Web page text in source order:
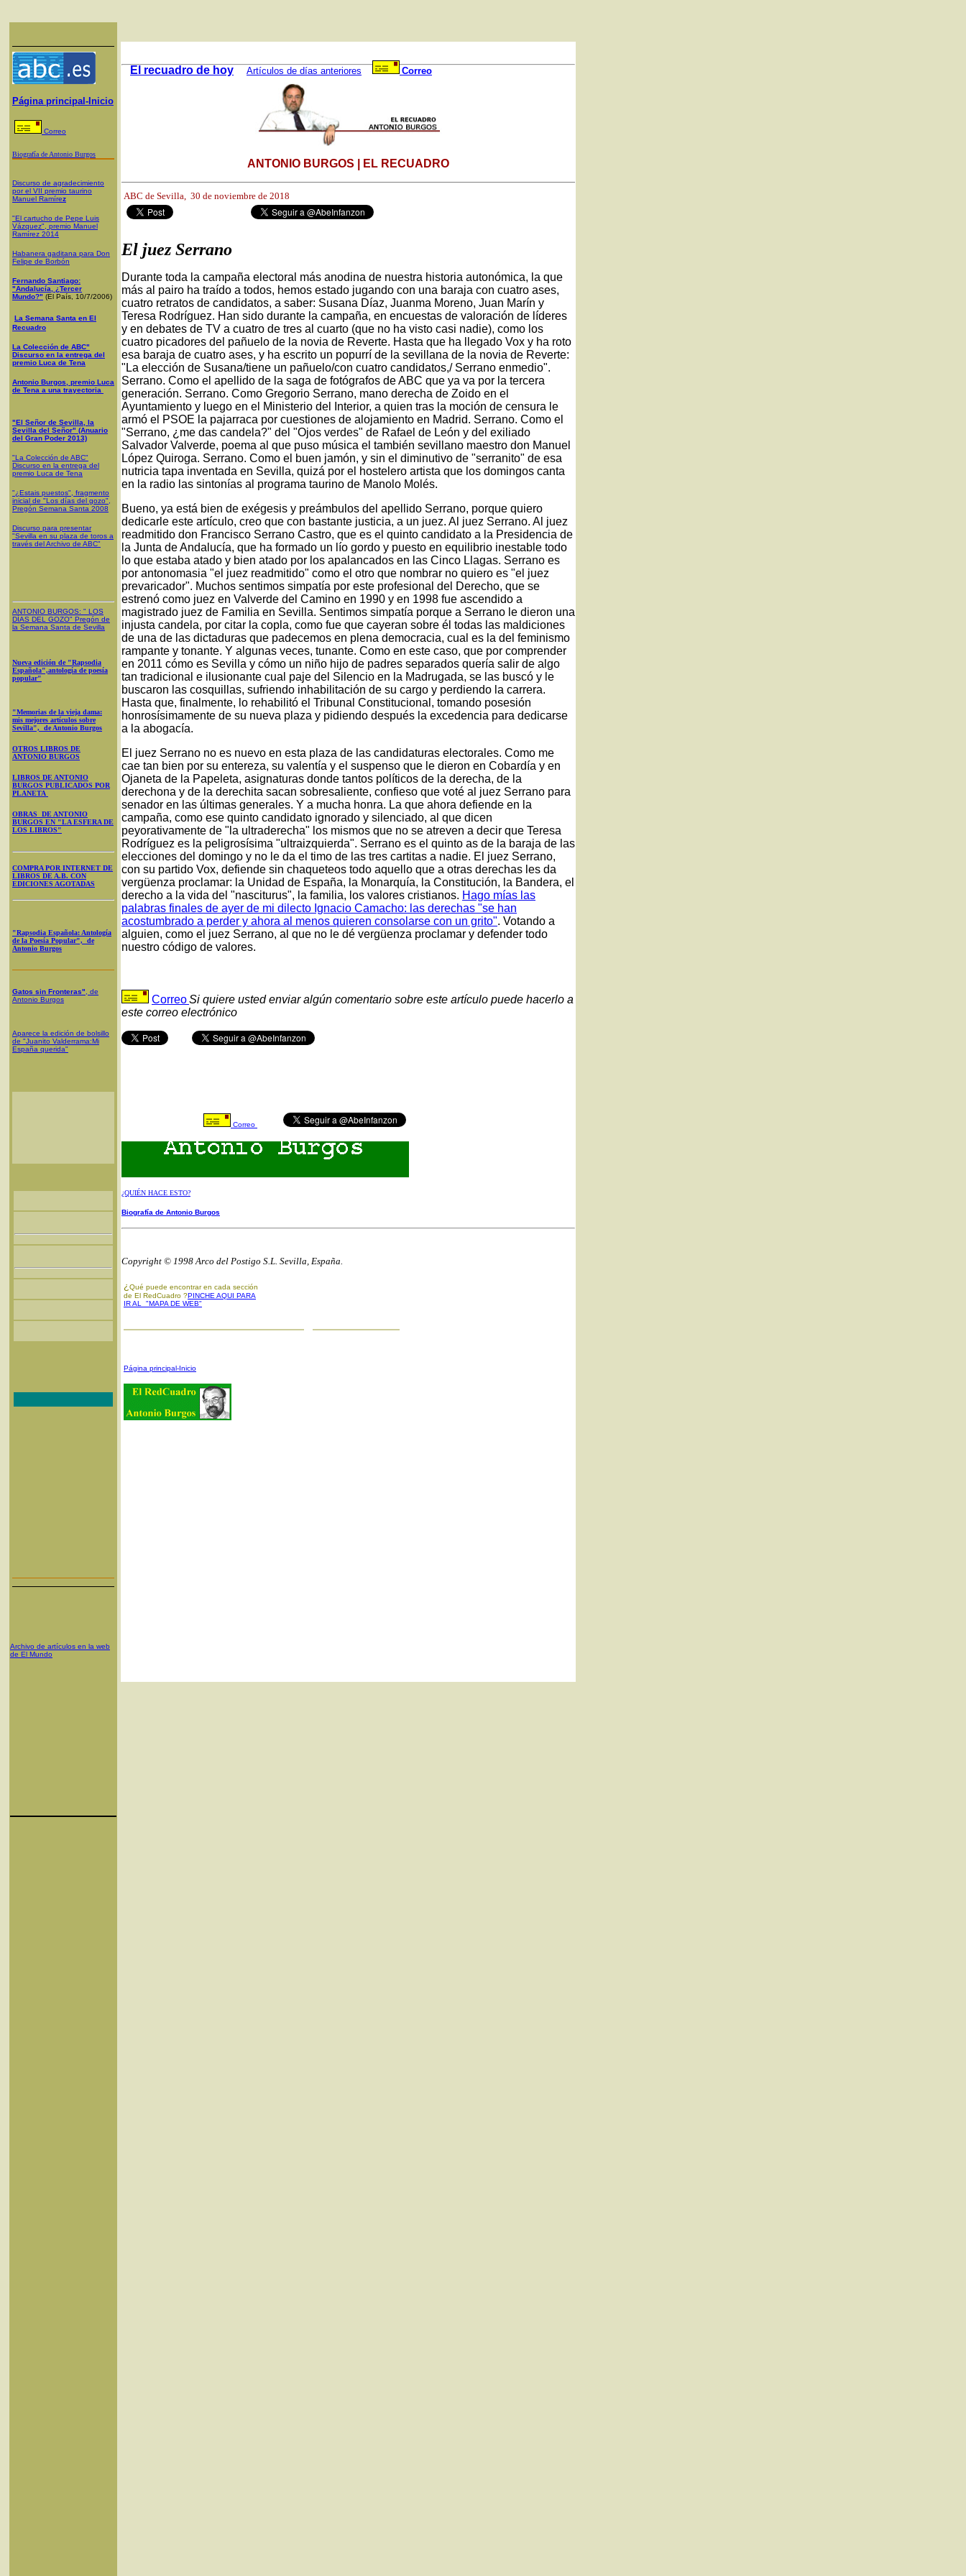
Página principal-Inicio
Correo
Biografía de Antonio Burgos
Discurso de agradecimiento
por el VII premio taurino
Manuel Ramírez
"El cartucho de Pepe Luis
Vázquez", premio Manuel
Ramírez 2014
Habanera gaditana para Don
Felipe de Borbón
Fernando Santiago:
"Andalucía, ¿Tercer
Mundo?" (El País, 10/7/2006)
La Semana Santa en El
Recuadro
La Colección de ABC"
Discurso en la entrega del
premio Luca de Tena
Antonio Burgos, premio Luca
de Tena a una trayectoria
"El Señor de Sevilla, la
Sevilla del Señor" (Anuario
del Gran Poder 2013)
"La Colección de ABC"
Discurso en la entrega del
premio Luca de Tena
"¿Estais puestos", fragmento
inicial de "Los días del gozo",
Pregón Semana Santa 2008
Discurso para presentar
"Sevilla en su plaza de toros a
través del Archivo de ABC"
ANTONIO BURGOS: " LOS
DÍAS DEL GOZO" Pregón de
la Semana Santa de Sevilla
Nueva edición de "Rapsodia
Española",antología de poesía
popular"
"Memorias de la vieja dama:
mis mejores artículos sobre
Sevilla", de Antonio Burgos
OTROS LIBROS DE
ANTONIO BURGOS
LIBROS DE ANTONIO
BURGOS PUBLICADOS POR
PLANETA
OBRAS DE ANTONIO
BURGOS EN "LA ESFERA DE
LOS LIBROS"
COMPRA POR INTERNET DE
LIBROS DE A.B. CON
EDICIONES AGOTADAS
"Rapsodia Española: Antología
de la Poesía Popular", de
Antonio Burgos
Gatos sin Fronteras" , de
Antonio Burgos
Aparece la edición de bolsillo
de "Juanito Valderrama:Mi
España querida"
Archivo de artículos en la web
de El Mundo
El recuadro de hoy Artículos de días anteriores Correo
ANTONIO BURGOS | EL RECUADRO
ABC de Sevilla, 30 de noviembre de 2018
El juez Serrano
Durante toda la campaña electoral más anodina de nuestra historia autonómica, la que
más al pairo ha traído a todos, hemos estado jugando con una baraja con cuatro ases,
cuatro retratos de candidatos, a saber: Susana Díaz, Juanma Moreno, Juan Marín y
Teresa Rodríguez. Han sido durante la campaña, en encuestas de valoración de líderes
y en debates de TV a cuatro de tres al cuarto (que no ha visto casi nadie), como los
cuatro picadores del pañuelo de la novia de Reverte. Hasta que ha llegado Vox y ha roto
esa baraja de cuatro ases, y ha escrito un popurrí de la sevillana de la novia de Reverte:
"La elección de Susana/tiene un pañuelo/con cuatro candidatos,/ Serrano enmedio".
Serrano. Como el apellido de la saga de fotógrafos de ABC que ya va por la tercera
generación. Serrano. Como Gregorio Serrano, mano derecha de Zoido en el
Ayuntamiento y luego en el Ministerio del Interior, a quien tras la moción de censura le
armó el PSOE la pajarraca por cuestiones de alojamiento en Madrid. Serrano. Como el
"Serrano, ¿me das candela?" del "Ojos verdes" de Rafael de León y del exiliado
Salvador Valverde, poema al que puso música el también sevillano maestro don Manuel
López Quiroga. Serrano. Como el buen jamón, y sin el diminutivo de "serranito" de esa
nutricia tapa inventada en Sevilla, quizá por el hostelero artista que los domingos canta
en la radio las sintonías al programa taurino de Manolo Molés.
Bueno, ya está bien de exégesis y preámbulos del apellido Serrano, porque quiero
dedicarle este artículo, creo que con bastante justicia, a un juez. Al juez Serrano. Al juez
readmitido don Francisco Serrano Castro, que es el quinto candidato a la Presidencia de
la Junta de Andalucía, que ha formado un lío gordo y puesto en equilibrio inestable todo
lo que estaba atado y bien atado por los apalancados en las Cinco Llagas. Serrano es
por antonomasia "el juez readmitido" como el otro que nombrar no quiero es "el juez
prevaricador". Muchos sentimos simpatía por este profesional del Derecho, que se
estrenó como juez en Valverde del Camino en 1990 y en 1998 fue ascendido a
magistrado juez de Familia en Sevilla. Sentimos simpatía porque a Serrano le dieron una
injusta candela, por citar la copla, como fue que cayeran sobre él todas las maldiciones
de una de las dictaduras que padecemos en plena democracia, cual es la del feminismo
rampante y tonante. Y algunas veces, tunante. Como en este caso, que por comprender
en 2011 cómo es Sevilla y cómo un niño hijo de padres separados quería salir de algo
tan tradicional e ilusionante cual paje del Silencio en la Madrugada, se las buscó y le
buscaron las cosquillas, sufriendo inhabilitación de su cargo y perdiendo la carrera.
Hasta que, finalmente, lo rehabilitó el Tribunal Constitucional, tomando posesión
honrosísimamente de su nueva plaza y pidiendo después la excedencia para dedicarse
a la abogacía.
El juez Serrano no es nuevo en esta plaza de las candidaturas electorales. Como me
cae tan bien por su entereza, su valentía y el suspenso que le dieron en Cobardía y en
Ojaneta de la Papeleta, asignaturas donde tantos políticos de la derecha, de la
derechona y de la derechita sacan sobresaliente, confieso que voté al juez Serrano para
senador en las últimas generales. Y a mucha honra. La que ahora defiende en la
campaña, como ese quinto candidato ignorado y silenciado, al que dicen
peyorativamente de "la ultraderecha" los mismos que no se atreven a decir que Teresa
Rodríguez es la peligrosísima "ultraizquierda". Serrano es el quinto as de la baraja de las
elecciones del domingo y no le da el timo de las tres cartitas a nadie. El juez Serrano,
con su partido Vox, defiende sin chaqueteos todo aquello que a otras derechas les da
vergüenza proclamar: la Unidad de España, la Monarquía, la Constitución, la Bandera, el
derecho a la vida del "nasciturus", la familia, los valores cristianos. Hago mías las
palabras finales de ayer de mi dilecto Ignacio Camacho: las derechas "se han
acostumbrado a perder y ahora al menos quieren consolarse con un grito". Votando a
alguien, como el juez Serrano, al que no le dé vergüenza proclamar y defender todo
nuestro código de valores.
CorreoSi quiere usted enviar algún comentario sobre este artículo puede hacerlo a
este correo electrónico
Correo
¿QUIÉN HACE ESTO?
Biografía de Antonio Burgos
Copyright © 1998 Arco del Postigo S.L. Sevilla, España.
¿ Qué puede encontrar en cada sección
de El RedCuadro ?PINCHE AQUI PARA
IR AL "MAPA DE WEB"
Página principal-Inicio